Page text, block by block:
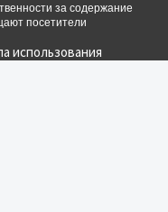
за содержание
посетители
использования